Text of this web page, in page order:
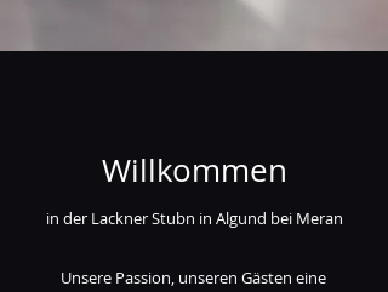
Willkommen
in der Lackner Stubn in Algund bei Meran
Unsere Passion, unseren Gästen eine